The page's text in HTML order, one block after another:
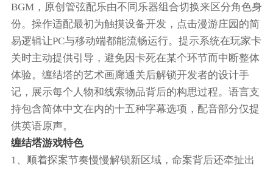
BGM，原创管弦配乐由不同乐器组合切换来区分角色身
份。操作适配最初为触摸设备开发，点击漫游庄园的简
易逻辑让PC与移动端都能流畅运行。提示系统在玩家卡
关时主动提供引导，避免因卡死在某个环节而中断整体
体验。缠结塔的艺术画廊通关后解锁开发者的设计手
记，展示每个人物和线索物品背后的构思过程。语言支
持包含简体中文在内的十五种字幕选项，配音部分仅提
供英语原声。
缠结塔游戏特色
1、顺着探案节奏慢慢解锁新区域，命案背后还牵扯出